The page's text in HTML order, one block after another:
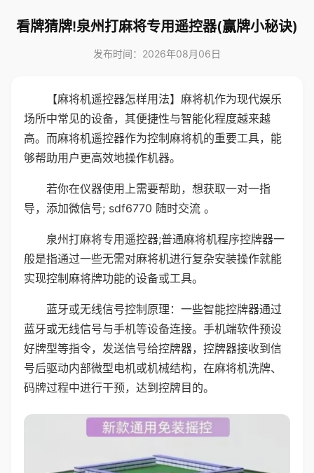
看牌猜牌!泉州打麻将专用遥控器(赢牌小秘诀)
发布时间：2026年08月06日
【麻将机遥控器怎样用法】麻将机作为现代娱乐
场所中常见的设备，其便捷性与智能化程度越来越
高。而麻将机遥控器作为控制麻将机的重要工具，能
够帮助用户更高效地操作机器。
若你在仪器使用上需要帮助，想获取一对一指
导，添加微信号; sdf6770 随时交流 。
泉州打麻将专用遥控器;普通麻将机程序控牌器一
般是指通过一些无需对麻将机进行复杂安装操作就能
实现控制麻将牌功能的设备或工具。
蓝牙或无线信号控制原理：一些智能控牌器通过
蓝牙或无线信号与手机等设备连接。手机端软件预设
好牌型等指令，发送信号给控牌器，控牌器接收到信
号后驱动内部微型电机或机械结构，在麻将机洗牌、
码牌过程中进行干预，达到控牌目的。